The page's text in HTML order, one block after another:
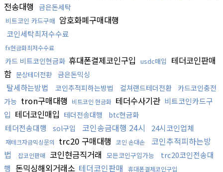
전송대행 금은돈세탁
비트코인 카드구매 암호화폐구매대행
코인세탁최저수수료
fx현금화최저수수료
카드 비트코인현금화 휴대폰결제코인구입 usdc매입
테더코인판매
함 문상테더전환 금은돈믹싱
탈세하는방법 코인추적피하는방법 컬쳐랜드테더전환
카드코인충전
가능 tron구매대행 비트코인 현금화 테더수사기관 비트코인카드구
입 테더코인매입 테더전송대행 btc현금화
테더전송대행 sol구입 코인송금대행 24시 24시코인업체
재테크자금믹싱문의 trc20 구매대행 코인 손대손
코인추적피하는방
법
잡코인판매 코인현금직거래 모든코인구입가능
trc20코인전송대
행 돈믹싱해외거래소 테더코인판매 휴대폰결제코인구입